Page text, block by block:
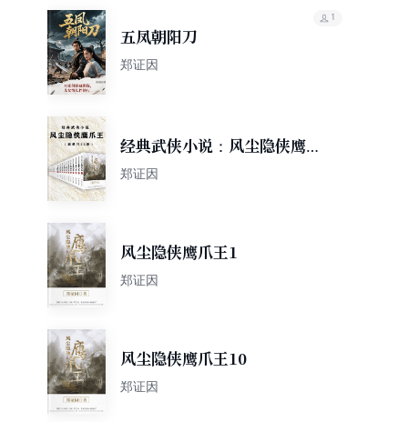
五凤朝阳刀
郑证因
1
经典武侠小说：风尘隐侠鹰爪
王（套装共22册）
郑证因
风尘隐侠鹰爪王1
郑证因
风尘隐侠鹰爪王10
郑证因